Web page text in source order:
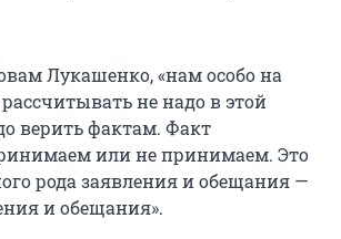
Лукашенко, «нам особо на
не надо в этой
верить фактам. Факт
или не принимаем. Это
рода заявления и обещания —
и обещания».